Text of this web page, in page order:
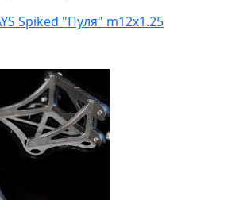
Spiked "Пуля" m12x1.25